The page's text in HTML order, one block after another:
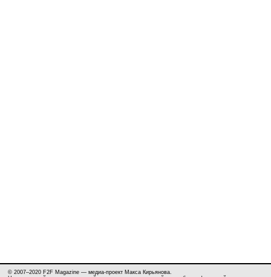
© 2007–2020 F2F Magazine — медиа-проект Макса Кирьянова.